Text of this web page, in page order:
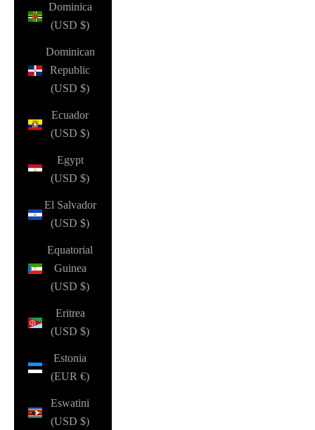
Dominica
(USD $)
Dominican
Republic
(USD $)
Ecuador
(USD $)
Egypt
(USD $)
El Salvador
(USD $)
Equatorial
Guinea
(USD $)
Eritrea
(USD $)
Estonia
(EUR €)
Eswatini
(USD $)